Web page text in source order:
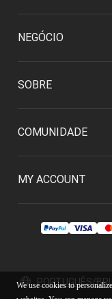
NEGÓCIO
SOBRE
COMUNIDADE
MY ACCOUNT
PORTUGUÊS/BRL
We use cookies to